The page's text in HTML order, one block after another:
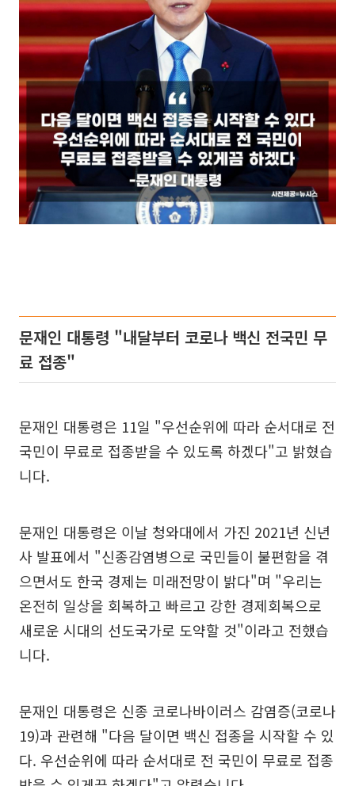
문재인 대통령 "내달부터 코로나 백신 전국민 무
료 접종"
문재인 대통령은 11일 "우선순위에 따라 순서대로 전
국민이 무료로 접종받을 수 있도록 하겠다"고 밝혔습
니다.
문재인 대통령은 이날 청와대에서 가진 2021년 신년
사 발표에서 "신종감염병으로 국민들이 불편함을 겪
으면서도 한국 경제는 미래전망이 밝다"며 "우리는
온전히 일상을 회복하고 빠르고 강한 경제회복으로
새로운 시대의 선도국가로 도약할 것"이라고 전했습
니다.
문재인 대통령은 신종 코로나바이러스 감염증(코로나
19)과 관련해 "다음 달이면 백신 접종을 시작할 수 있
다. 우선순위에 따라 순서대로 전 국민이 무료로 접종